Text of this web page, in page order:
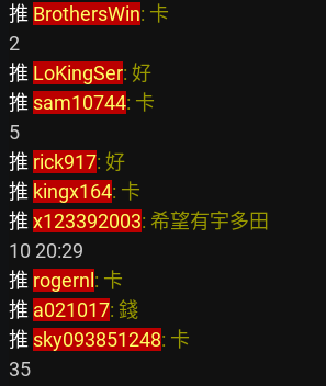
推 BrothersWin:
推 LoKingSer:
推 sam10744:
推 rick917:
推 kingx164:
推 x123392003: 希望有
推 rogernl :
推 a021017:
推 sky093851248: